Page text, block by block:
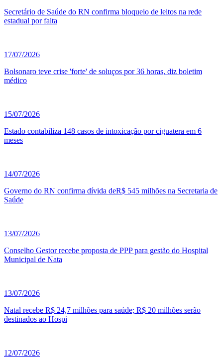
Secretário de Saúde do RN confirma bloqueio de leitos na rede
estadual por falta
17/07/2026
Bolsonaro teve crise 'forte' de soluços por 36 horas, diz boletim
médico
15/07/2026
Estado contabiliza 148 casos de intoxicação por ciguatera em 6
meses
14/07/2026
Governo do RN confirma dívida deR$ 545 milhões na Secretaria de
Saúde
13/07/2026
Conselho Gestor recebe proposta de PPP para gestão do Hospital
Municipal de Nata
13/07/2026
Natal recebe R$ 24,7 milhões para saúde; R$ 20 milhões serão
destinados ao Hospi
12/07/2026